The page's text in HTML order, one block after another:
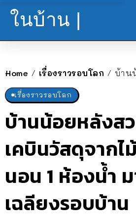
ในบ้าน |
Home / เรื่องราวรอบโลก / บ้านน้อยหลังสวน
เรื่องราวรอบโลก
บ้านน้อยหลังส
เคบินวัสดุจากไ
นอน 1 ห้องน้ำ
เฉลียงรอบบ้าน